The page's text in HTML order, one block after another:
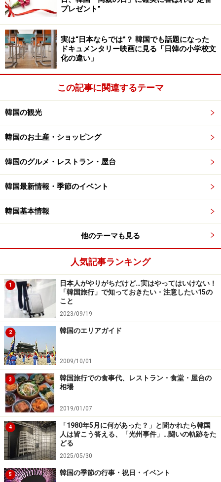
プレゼント”
実は“日本ならでは”？ 韓国でも話題になった
ドキュメンタリー映画に見る「日韓の小学校文
化の違い」
この記事に関連するテーマ
韓国の観光
韓国のお土産・ショッピング
韓国のグルメ・レストラン・屋台
韓国最新情報・季節のイベント
韓国基本情報
他のテーマも見る
人気記事ランキング
1
日本人がやりがちだけど…実はやってはいけない！
「韓国旅行」で知っておきたい・注意したい15の
こと
2023/09/19
2 韓国のエリアガイド
2009/10/01
3
韓国旅行での食事代、レストラン・食堂・屋台の
相場
2019/01/07
4
「1980年5月に何があった？」と聞かれたら韓国
人は皆こう答える、「光州事件」…闘いの軌跡をた
どる
2025/05/30
5 韓国の季節の行事・祝日・イベント